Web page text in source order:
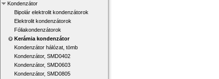
Kondenzátor
Bipolár elektrolit kondenzátorok
Elektrolit kondenzátorok
Fóliakondenzátorok
Kerámia kondenzátor
Kondenzátor hálózat, tömb
Kondenzátor, SMD0402
Kondenzátor, SMD0603
Kondenzátor, SMD0805